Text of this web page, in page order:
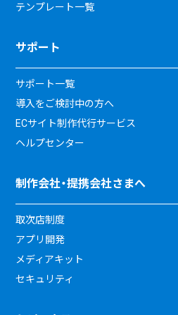
テンプレート一覧
サポート
サポート一覧
導入をご検討中の方へ
ECサイト制作代行サービス
ヘルプセンター
制作会社・提携会社さまへ
取次店制度
アプリ開発
メディアキット
セキュリティ